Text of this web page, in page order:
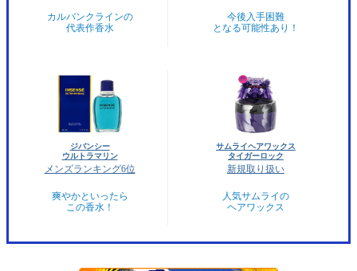
カルバンクラインの
代表作香水
今後入手困難
となる可能性あり！
ジバンシー
ウルトラマリン
メンズランキング6位
爽やかといったら
この香水！
サムライヘアワックス
タイガーロック
新規取り扱い
人気サムライの
ヘアワックス